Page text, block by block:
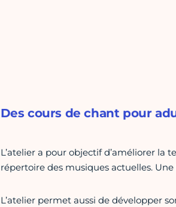
Des cours de chant pour
L’atelier a pour objectif d’améliorer la
répertoire des musiques actuelles.
L’atelier permet aussi de développer